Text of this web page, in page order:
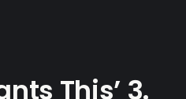
This’ 3.